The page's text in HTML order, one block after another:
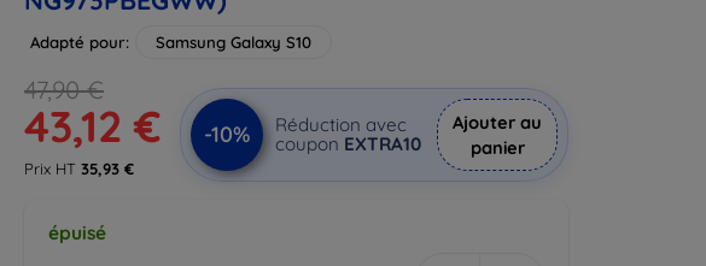
Adapté pour: Samsung Galaxy S10
47,90 €
43,12 €
Prix HT 35,93 €
-10%
Réduction avec
coupon EXTRA10
Ajouter au
panier
épuisé